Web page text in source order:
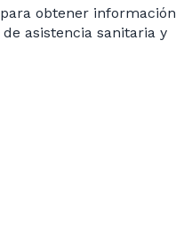
obtener información
asistencia sanitaria y